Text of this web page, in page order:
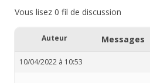
Vous lisez 0 fil de discussion
Auteur Messages
10/04/2022 à 10:53